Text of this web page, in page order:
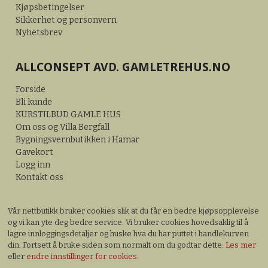
Kjøpsbetingelser
Sikkerhet og personvern
Nyhetsbrev
ALLCONSEPT AVD. GAMLETREHUS.NO
Forside
Bli kunde
KURSTILBUD GAMLE HUS
Om oss og Villa Bergfall
Bygningsvernbutikken i Hamar
Gavekort
Logg inn
Kontakt oss
Vår nettbutikk bruker cookies slik at du får en bedre kjøpsopplevelse
og vi kan yte deg bedre service. Vi bruker cookies hovedsaklig til å
lagre innloggingsdetaljer og huske hva du har puttet i handlekurven
din. Fortsett å bruke siden som normalt om du godtar dette.Les mer
eller endre innstillinger for cookies.